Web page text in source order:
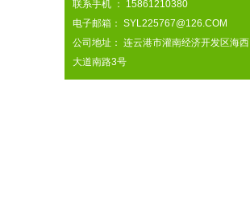
联系手机 ： 15861210380
电子邮箱： SYL225767@126.COM
公司地址： 连云港市灌南经济开发区海西
大道南路3号